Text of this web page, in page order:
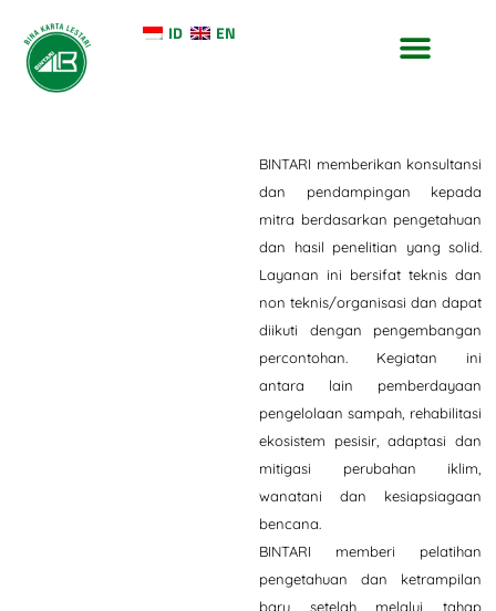
ID EN
BINTARI memberikan konsultansi
dan pendampingan kepada
mitra berdasarkan pengetahuan
dan hasil penelitian yang solid.
Layanan ini bersifat teknis dan
non teknis/organisasi dan dapat
diikuti dengan pengembangan
percontohan. Kegiatan ini
antara lain pemberdayaan
pengelolaan sampah, rehabilitasi
ekosistem pesisir, adaptasi dan
mitigasi perubahan iklim,
wanatani dan kesiapsiagaan
bencana.
BINTARI memberi pelatihan
pengetahuan dan ketrampilan
baru setelah melalui tahap